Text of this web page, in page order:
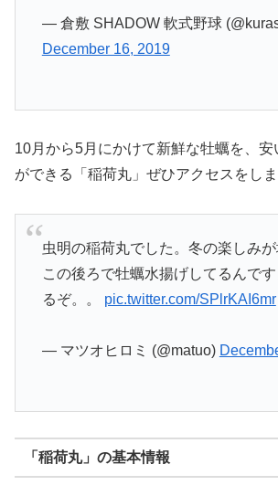
— 倉敷 SHADOW 軟式野球
December 16, 2019
10月から5月にかけて新鮮な牡蠣を、
ができる「稲荷丸」ぜひアクセスをしま
虫明の稲荷丸でした。冬の楽しみ
この後ろで牡蠣水揚げしてるんで
るぞ。。 pic.twitter.com/SPlrKAI6mr
— マツオヒロミ (@matuo)
「稲荷丸」の基本情報